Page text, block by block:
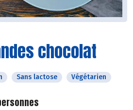
chocolat
Sans lactose Végétarien